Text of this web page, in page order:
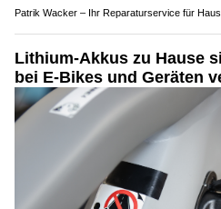
Patrik Wacker – Ihr Reparaturservice für
Lithium-Akkus zu Hause
bei E-Bikes und Geräten